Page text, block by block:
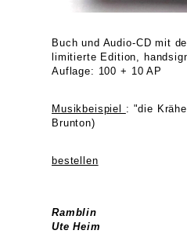
Buch und Audio-CD mit
limitierte Edition,
Auflage: 100 + 10 AP
Musikbeispiel : "die
Brunton)
bestellen
Ramblin
Ute Heim